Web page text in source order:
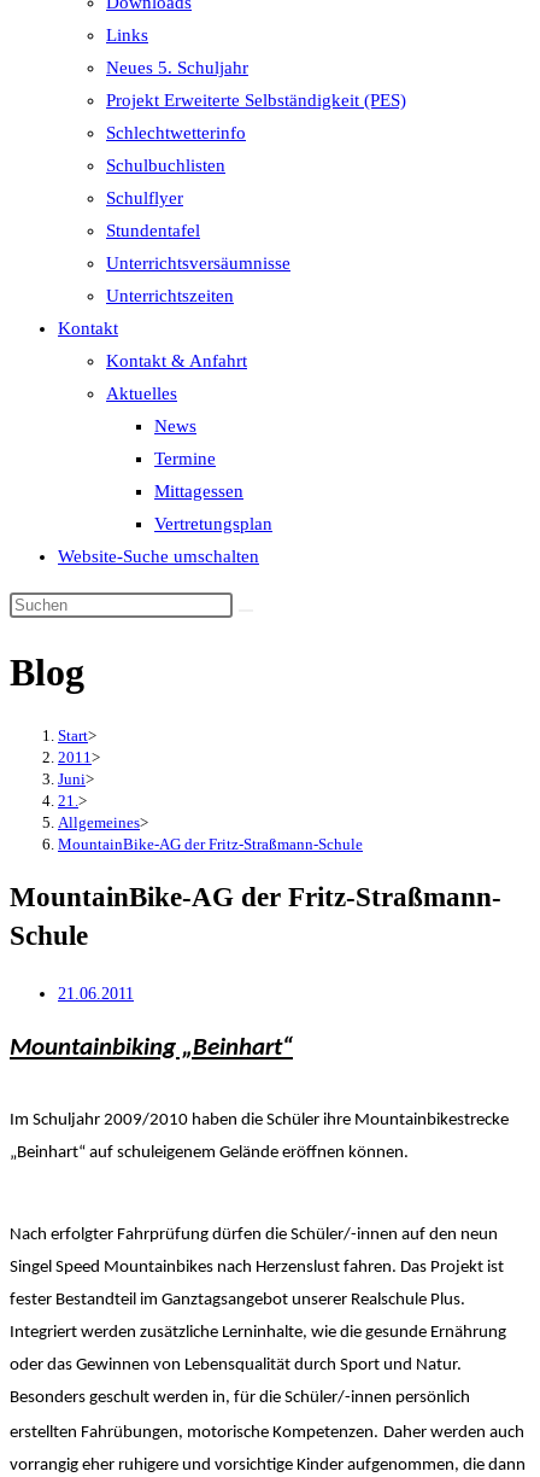
Links
Neues 5. Schuljahr
Projekt Erweiterte Selbständigkeit (PES)
Schlechtwetterinfo
Schulbuchlisten
Schulflyer
Stundentafel
Unterrichtsversäumnisse
Unterrichtszeiten
Kontakt
Kontakt & Anfahrt
Aktuelles
News
Termine
Mittagessen
Vertretungsplan
Website-Suche umschalten
Blog
Start>
2011 >
Juni>
21. >
Allgemeines>
MountainBike-AG der Fritz-Straßmann-Schule
MountainBike-AG der Fritz-Straßmann-
Schule
21.06.2011
Mountainbiking „Beinhart“
Im Schuljahr 2009/2010 haben die Schüler ihre Mountainbikestrecke
„Beinhart“ auf schuleigenem Gelände eröffnen können.
Nach erfolgter Fahrprüfung dürfen die Schüler/-innen auf den neun
Singel Speed Mountainbikes nach Herzenslust fahren. Das Projekt ist
fester Bestandteil im Ganztagsangebot unserer Realschule Plus.
Integriert werden zusätzliche Lerninhalte, wie die gesunde Ernährung
oder das Gewinnen von Lebensqualität durch Sport und Natur.
Besonders geschult werden in, für die Schüler/-innen persönlich
erstellten Fahrübungen, motorische Kompetenzen. Daher werden auch
vorrangig eher ruhigere und vorsichtige Kinder aufgenommen, die dann